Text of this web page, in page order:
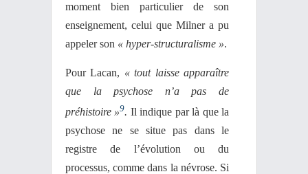
moment bien particulier de son
enseignement, celui que Milner a pu
appeler son « hyper-structuralisme ».
Pour Lacan, « tout laisse apparaître
que la psychose n’a pas de
préhistoire »9. Il indique par là que la
psychose ne se situe pas dans le
registre de l’évolution ou du
processus, comme dans la névrose. Si